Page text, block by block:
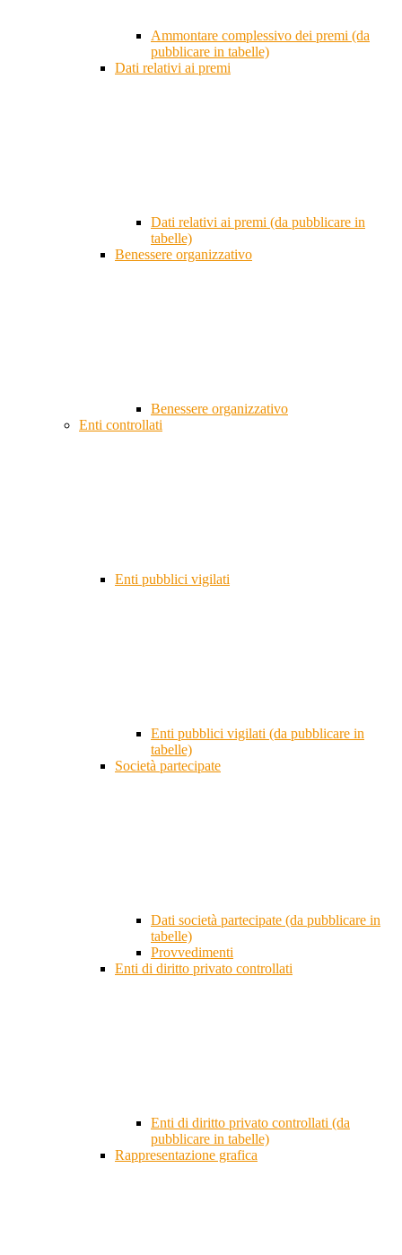
Ammontare complessivo dei premi (da
pubblicare in tabelle)
Dati relativi ai premi
Dati relativi ai premi (da pubblicare in
tabelle)
Benessere organizzativo
Benessere organizzativo
Enti controllati
Enti pubblici vigilati
Enti pubblici vigilati (da pubblicare in
tabelle)
Società partecipate
Dati società partecipate (da pubblicare in
tabelle)
Provvedimenti
Enti di diritto privato controllati
Enti di diritto privato controllati (da
pubblicare in tabelle)
Rappresentazione grafica